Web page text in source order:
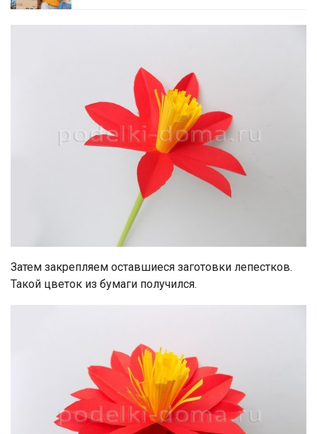
Затем закрепляем оставшиеся заготовки лепестков.
Такой цветок из бумаги получился.